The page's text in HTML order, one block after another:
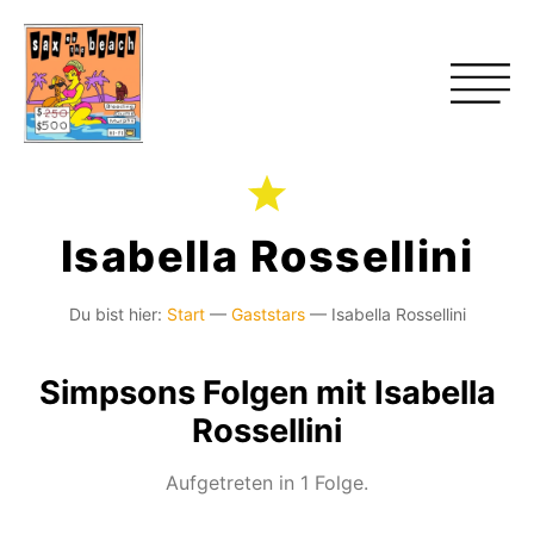
Isabella Rossellini
Du bist hier: Start— Gaststars— Isabella Rossellini
Simpsons Folgen mit Isabella
Rossellini
Aufgetreten in 1 Folge.